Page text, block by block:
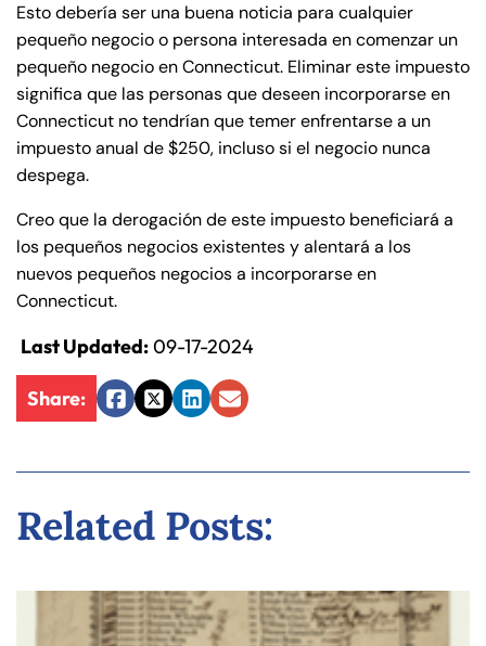
C
on
ne
cti
cu
t
Esto debería ser una buena noticia para cualquier
pequeño negocio o persona interesada en comenzar un
pequeño negocio en Connecticut. Eliminar este impuesto
significa que las personas que deseen incorporarse en
Connecticut no tendrían que temer enfrentarse a un
impuesto anual de $250, incluso si el negocio nunca
despega.
Creo que la derogación de este impuesto beneficiará a
los pequeños negocios existentes y alentará a los
nuevos pequeños negocios a incorporarse en
Connecticut.
Last Updated:09-17-2024
Share:
Facebook
TwitterLinkedIn
Email
Related Posts: